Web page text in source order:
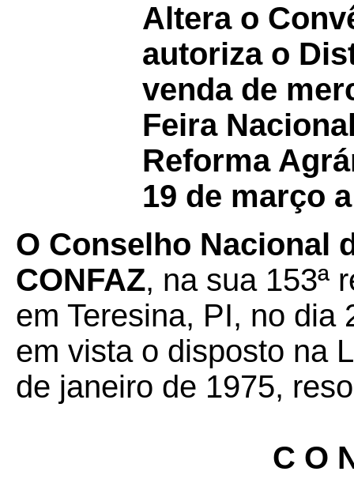
Altera o
autoriza o
venda de
Feira
Reforma
19 de março
O Conselho Nacional
CONFAZ, na sua 153ª
em Teresina, PI, no dia
em vista o disposto na
de janeiro de 1975,
C O